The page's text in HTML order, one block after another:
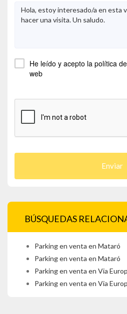
He leído y acepto la política
web
Enviar
BÚSQUEDAS
Parking en venta en Mataró
Parking en venta en Mataró
Parking en venta en Via
Parking en venta en Via